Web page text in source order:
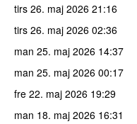
tirs 26. maj 2026 21:16
tirs 26. maj 2026 02:36
man 25. maj 2026 14:37
man 25. maj 2026 00:17
fre 22. maj 2026 19:29
man 18. maj 2026 16:31